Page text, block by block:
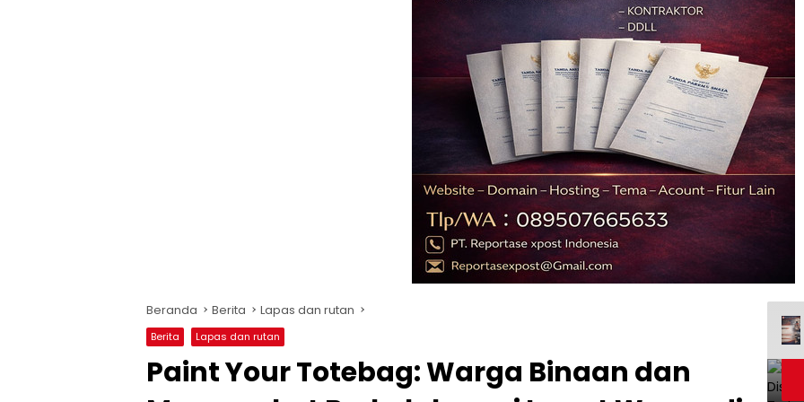
Beranda Berita Lapas dan rutan
Berita Lapas dan rutan
Paint Your Totebag: Warga Binaan dan